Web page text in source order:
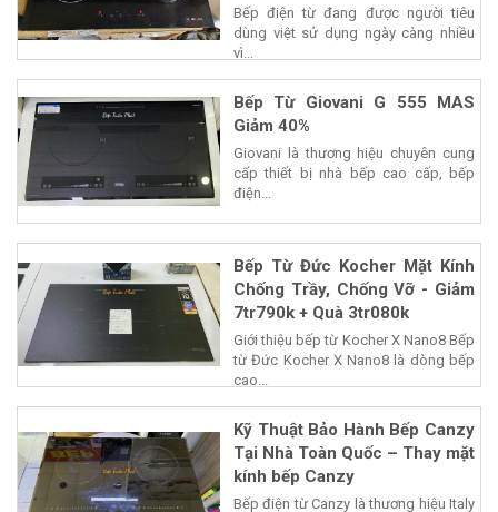
Bếp điện từ đang được người tiêu
dùng việt sử dụng ngày càng nhiều
vì...
Bếp Từ Giovani G 555 MAS
Giảm 40%
Giovani là thương hiệu chuyên cung
cấp thiết bị nhà bếp cao cấp, bếp
điện...
Bếp Từ Đức Kocher Mặt Kính
Chống Trầy, Chống Vỡ - Giảm
7tr790k + Quà 3tr080k
Giới thiệu bếp từ Kocher X Nano8 Bếp
từ Đức Kocher X Nano8 là dòng bếp
cao...
Kỹ Thuật Bảo Hành Bếp Canzy
Tại Nhà Toàn Quốc – Thay mặt
kính bếp Canzy
Bếp điện từ Canzy là thương hiệu Italy